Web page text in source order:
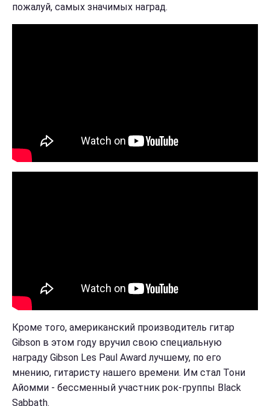
пожалуй, самых значимых наград.
Кроме того, американский производитель гитар
Gibson в этом году вручил свою специальную
награду Gibson Les Paul Award лучшему, по его
мнению, гитаристу нашего времени. Им стал Тони
Айомми - бессменный участник рок-группы Black
Sabbath.